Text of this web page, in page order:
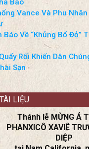
Trao Cúp Vô Địch
Nha
Từ Bài Phát Biểu Của
Vẹn Bầu Cử
Liên bang Cho Phép
Báo
Vance Và Phu Nhân
Báo Về “Khủng Bố Đỏ”
Rối Khiến Dân
Sạn